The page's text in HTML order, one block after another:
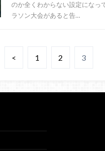
のか全くわからない設定になっ
ラソン大会があると告…
< 1 2 3